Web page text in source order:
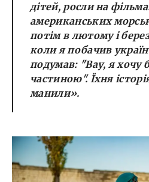
дітей, росли на
американських
потім в лютому і
коли я побачив
подумав: "Вау, я хочу
частиною". Їхня
манили».